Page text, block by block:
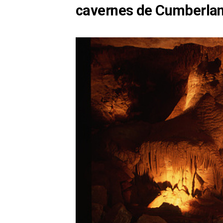
cavernes de